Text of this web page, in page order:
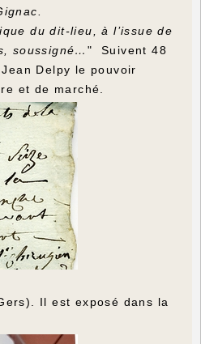
du dit-lieu, à l’issue de
soussigné… " Suivent 48
Delpy le pouvoir
et de marché.
Il est exposé dans la